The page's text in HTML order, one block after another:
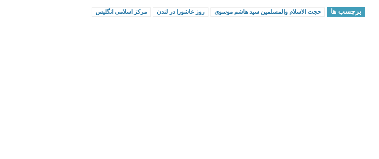
برچسب ها حجت الاسلام والمسلمين سید هاشم موسوی روز عاشورا در لندن مرکز اسلامی انگلیس